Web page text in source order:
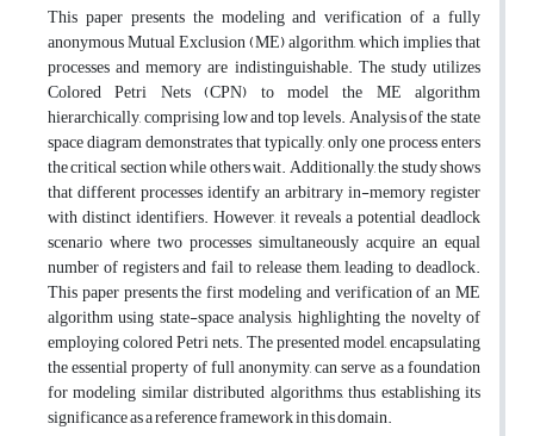
This paper presents the modeling and verification of a fully
anonymous Mutual Exclusion (ME) algorithm, which implies that
processes and memory are indistinguishable. The study utilizes
Colored Petri Nets (CPN) to model the ME algorithm
hierarchically, comprising low and top levels. Analysis of the state
space diagram demonstrates that typically, only one process enters
the critical section while others wait. Additionally, the study shows
that different processes identify an arbitrary in-memory register
with distinct identifiers. However, it reveals a potential deadlock
scenario where two processes simultaneously acquire an equal
number of registers and fail to release them, leading to deadlock.
This paper presents the first modeling and verification of an ME
algorithm using state-space analysis, highlighting the novelty of
employing colored Petri nets. The presented model, encapsulating
the essential property of full anonymity, can serve as a foundation
for modeling similar distributed algorithms, thus establishing its
significance as a reference framework in this domain.